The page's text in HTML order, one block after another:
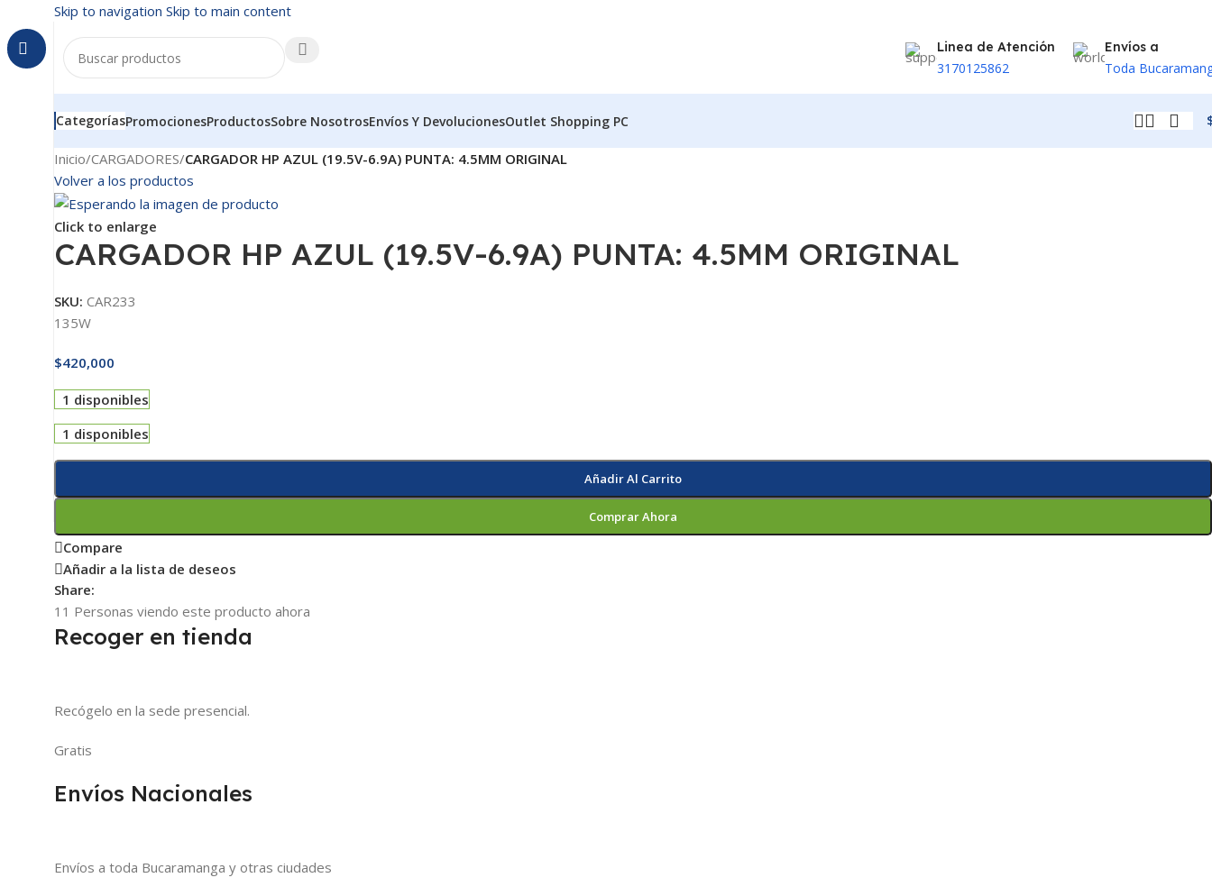
Skip to navigation Skip to main content
Linea de Atención
3170125862
Envíos a
Toda
CategoríasPromocionesProductosSobre NosotrosEnvíos Y DevolucionesOutlet Shopping PC
Inicio/CARGADORES/CARGADOR HP AZUL (19.5V-6.9A) PUNTA: 4.5MM ORIGINAL
Volver a los productos
Click to enlarge
CARGADOR HP AZUL (19.5V-6.9A) PUNTA: 4.5MM ORIGINAL
SKU: CAR233
135W
$420,000
1 disponibles
1 disponibles
Añadir Al Carrito
Comprar Ahora
Compare
Añadir a la lista de deseos
Share:
11 Personas viendo este producto ahora
Recoger en tienda
Recógelo en la sede presencial.
Gratis
Envíos Nacionales
Envíos a toda Bucaramanga y otras ciudades